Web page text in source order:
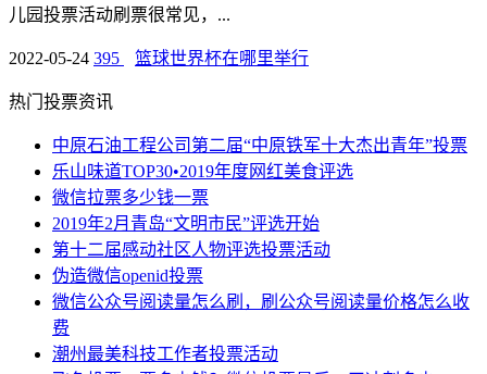
儿园投票活动刷票很常见，...
2022-05-24 395 篮球世界杯在哪里举行
热门投票资讯
中原石油工程公司第二届“中原铁军十大杰出青年”投票
乐山味道TOP30•2019年度网红美食评选
微信拉票多少钱一票
2019年2月青岛“文明市民”评选开始
第十二届感动社区人物评选投票活动
伪造微信openid投票
微信公众号阅读量怎么刷，刷公众号阅读量价格怎么收
费
潮州最美科技工作者投票活动